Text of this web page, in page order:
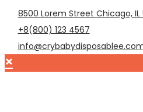
8500 Lorem Street Chicago,
+8(800) 123 4567
×